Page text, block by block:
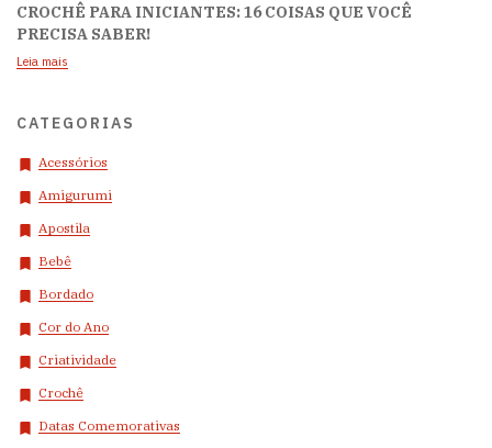
CROCHÊ PARA INICIANTES: 16 COISAS QUE VOCÊ
PRECISA SABER!
Leia mais
CATEGORIAS
Acessórios
Amigurumi
Apostila
Bebê
Bordado
Cor do Ano
Criatividade
Crochê
Datas Comemorativas